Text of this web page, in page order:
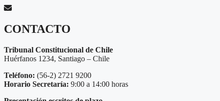
CONTACTO
Tribunal Constitucional de Chile
Huérfanos 1234, Santiago – Chile
Teléfono: (56-2) 2721 9200
Horario Secretaría: 9:00 a 14:00 horas